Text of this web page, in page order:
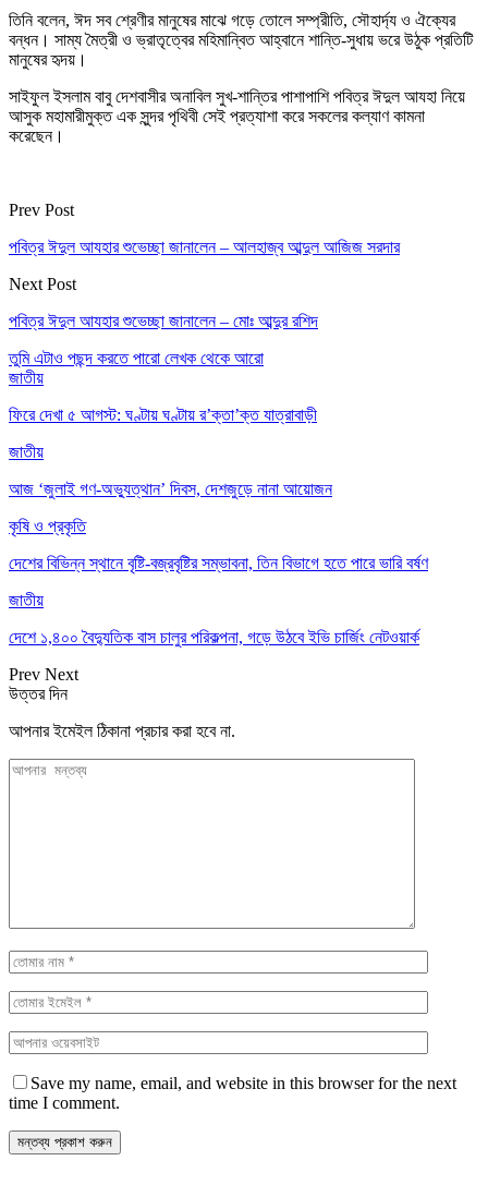
তিনি বলেন, ঈদ সব শ্রেণীর মানুষের মাঝে গড়ে তোলে সম্প্রীতি, সৌহার্দ্য ও ঐক্যের
বন্ধন। সাম্য মৈত্রী ও ভ্রাতৃত্বের মহিমান্বিত আহ্বানে শান্তি-সুধায় ভরে উঠুক প্রতিটি
মানুষের হৃদয়।
সাইফুল ইসলাম বাবু দেশবাসীর অনাবিল সুখ-শান্তির পাশাপাশি পবিত্র ঈদুল আযহা নিয়ে
আসুক মহামারীমুক্ত এক সুন্দর পৃথিবী সেই প্রত্যাশা করে সকলের কল্যাণ কামনা
করেছেন।
Prev Post
পবিত্র ঈদুল আযহার শুভেচ্ছা জানালেন – আলহাজ্ব আব্দুল আজিজ সরদার
Next Post
পবিত্র ঈদুল আযহার শুভেচ্ছা জানালেন – মোঃ আব্দুর রশিদ
তুমি এটাও পছন্দ করতে পারো লেখক থেকে আরো
জাতীয়
ফিরে দেখা ৫ আগস্ট: ঘণ্টায় ঘণ্টায় র’ক্তা’ক্ত যাত্রাবাড়ী
জাতীয়
আজ ‘জুলাই গণ-অভ্যুত্থান’ দিবস, দেশজুড়ে নানা আয়োজন
কৃষি ও প্রকৃতি
দেশের বিভিন্ন স্থানে বৃষ্টি-বজ্রবৃষ্টির সম্ভাবনা, তিন বিভাগে হতে পারে ভারি বর্ষণ
জাতীয়
দেশে ১,৪০০ বৈদ্যুতিক বাস চালুর পরিকল্পনা, গড়ে উঠবে ইভি চার্জিং নেটওয়ার্ক
Prev Next
উত্তর দিন
আপনার ইমেইল ঠিকানা প্রচার করা হবে না.
Save my name, email, and website in this browser for the next
time I comment.